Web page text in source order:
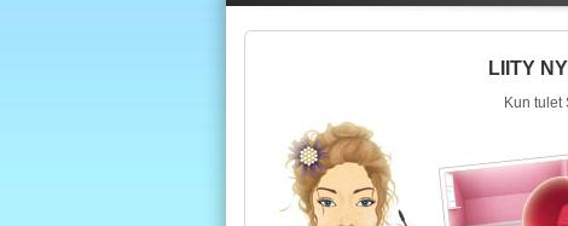
LIITY
Kun tulet